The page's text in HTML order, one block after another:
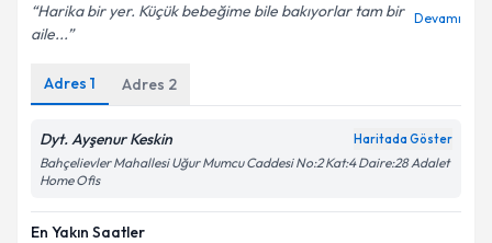
Harika bir yer. Küçük bebeğime bile bakıyorlar tam bir
aile...
Devamı
Adres 1 Adres 2
Dyt. Ayşenur Keskin Haritada Göster
Bahçelievler Mahallesi Uğur Mumcu Caddesi No:2 Kat:4 Daire:28 Adalet
Home Ofis
En Yakın Saatler